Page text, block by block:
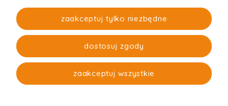
PŁATNOŚCI I DOSTAWA
Strefabudowy
O firmie
zaakceptuj tylko niezbędne
dostosuj zgody
zaakceptuj wszystkie